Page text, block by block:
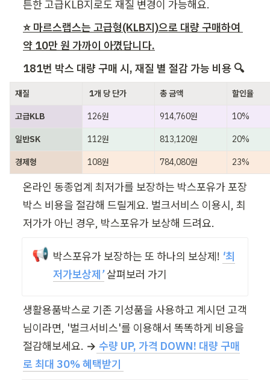
튼한 고급KLB지로도 재질 변경이 가능해요.
⭐ 마르스랩스는 고급형(KLB지)으로 대량 구매하여
약 10만 원 가까이 아꼈답니다.
181번 박스 대량 구매 시, 재질 별 절감 가능 비용 🔍
재질 1개 당 단가 총 금액 할인율
고급KLB 126원 914,760원 10%
일반SK 112원 813,120원 20%
경제형 108원 784,080원 23%
온라인 동종업계 최저가를 보장하는 박스포유가 포장
박스 비용을 절감해 드릴게요. 벌크서비스 이용시, 최
저가가 아닌 경우, 박스포유가 보상해 드려요.
📢 박스포유가 보장하는 또 하나의 보상제! '최
저가보상제’살펴보러 가기
생활용품박스로 기존 기성품을 사용하고 계시던 고객
님이라면, '벌크서비스'를 이용해서 똑똑하게 비용을
절감해보세요. → 수량 UP, 가격 DOWN! 대량 구매
로 최대 30% 혜택받기